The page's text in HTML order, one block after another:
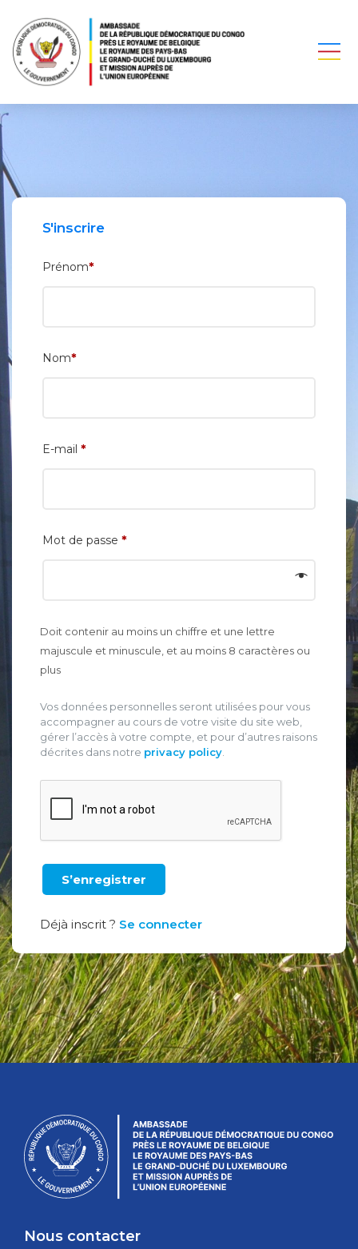
S'inscrire
Prénom*
Nom*
E-mail *
Mot de passe *
Doit contenir au moins un chiffre et une lettre
majuscule et minuscule, et au moins 8 caractères ou
plus
Vos données personnelles seront utilisées pour vous
accompagner au cours de votre visite du site web,
gérer l’accès à votre compte, et pour d’autres raisons
décrites dans notre privacy policy
Déjà inscrit ? Se connecter
Nous contacter